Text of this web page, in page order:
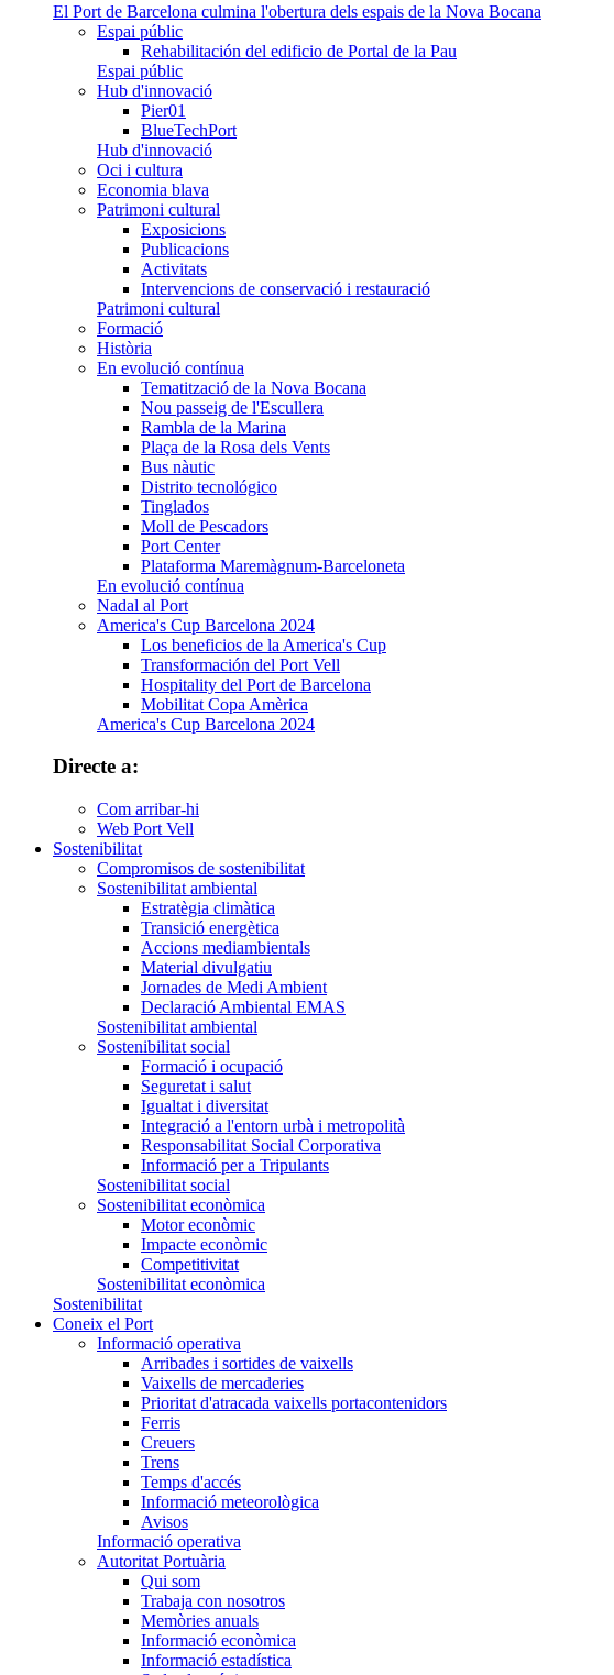
El Port de Barcelona culmina l'obertura dels espais de la Nova Bocana
Espai públic
Rehabilitación del edificio de Portal de la Pau
Espai públic
Hub d'innovació
Pier01
BlueTechPort
Hub d'innovació
Oci i cultura
Economia blava
Patrimoni cultural
Exposicions
Publicacions
Activitats
Intervencions de conservació i restauració
Patrimoni cultural
Formació
Història
En evolució contínua
Tematització de la Nova Bocana
Nou passeig de l'Escullera
Rambla de la Marina
Plaça de la Rosa dels Vents
Bus nàutic
Distrito tecnológico
Tinglados
Moll de Pescadors
Port Center
Plataforma Maremàgnum-Barceloneta
En evolució contínua
Nadal al Port
America's Cup Barcelona 2024
Los beneficios de la America's Cup
Transformación del Port Vell
Hospitality del Port de Barcelona
Mobilitat Copa Amèrica
America's Cup Barcelona 2024
Directe a:
Com arribar-hi
Web Port Vell
Sostenibilitat
Compromisos de sostenibilitat
Sostenibilitat ambiental
Estratègia climàtica
Transició energètica
Accions mediambientals
Material divulgatiu
Jornades de Medi Ambient
Declaració Ambiental EMAS
Sostenibilitat ambiental
Sostenibilitat social
Formació i ocupació
Seguretat i salut
Igualtat i diversitat
Integració a l'entorn urbà i metropolità
Responsabilitat Social Corporativa
Informació per a Tripulants
Sostenibilitat social
Sostenibilitat econòmica
Motor econòmic
Impacte econòmic
Competitivitat
Sostenibilitat econòmica
Sostenibilitat
Coneix el Port
Informació operativa
Arribades i sortides de vaixells
Vaixells de mercaderies
Prioritat d'atracada vaixells portacontenidors
Ferris
Creuers
Trens
Temps d'accés
Informació meteorològica
Avisos
Informació operativa
Autoritat Portuària
Qui som
Trabaja con nosotros
Memòries anuals
Informació econòmica
Informació estadística